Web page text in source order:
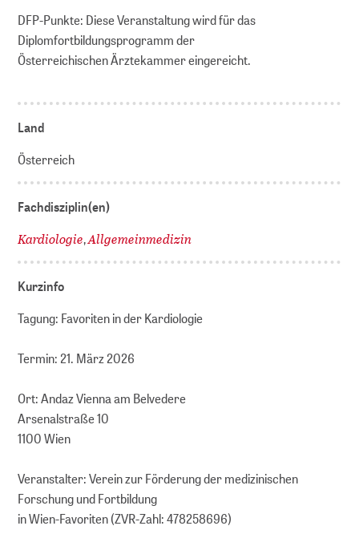
DFP-Punkte: Diese Veranstaltung wird für das
Diplomfortbildungsprogramm der
Österreichischen Ärztekammer eingereicht.
Land
Österreich
Fachdisziplin(en)
Kardiologie,Allgemeinmedizin
Kurzinfo
Tagung: Favoriten in der Kardiologie
Termin: 21. März 2026
Ort: Andaz Vienna am Belvedere
Arsenalstraße 10
1100 Wien
Veranstalter: Verein zur Förderung der medizinischen
Forschung und Fortbildung
in Wien-Favoriten (ZVR-Zahl: 478258696)